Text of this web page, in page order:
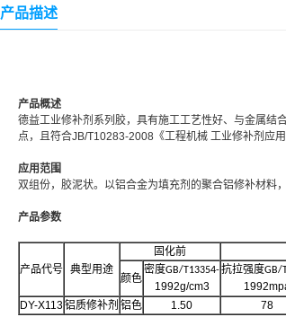
产品描述
产品概述
德益工业修补剂系列胶，具有施工工艺性好、与金属结
点，且符合JB/T10283-2008《工程机械 工业修补剂应用
应用范围
双组份，胶泥状。以铝合金为填充剂的聚合铝修补材料
产品参数
产品代号 典型用途
固化前
颜色
密度GB/T13354-
1992g/cm3
抗拉强度GB/
DY-X113铝质修补剂 铝色 1.50 78